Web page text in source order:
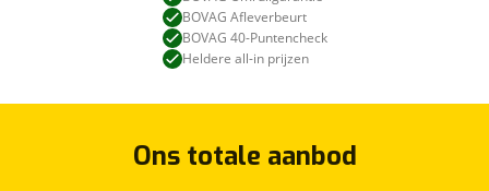
BOVAG Afleverbeurt
BOVAG 40-Puntencheck
Heldere all-in prijzen
Ons totale aanbod